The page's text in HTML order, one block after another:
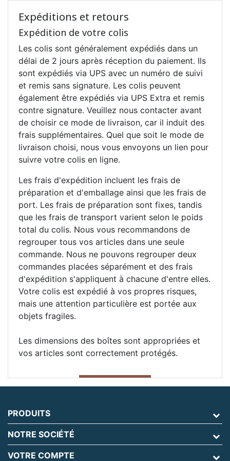
Expéditions et retours
Expédition de votre colis
Les colis sont généralement expédiés dans un
délai de 2 jours après réception du paiement. Ils
sont expédiés via UPS avec un numéro de suivi
et remis sans signature. Les colis peuvent
également être expédiés via UPS Extra et remis
contre signature. Veuillez nous contacter avant
de choisir ce mode de livraison, car il induit des
frais supplémentaires. Quel que soit le mode de
livraison choisi, nous vous envoyons un lien pour
suivre votre colis en ligne.
Les frais d'expédition incluent les frais de
préparation et d'emballage ainsi que les frais de
port. Les frais de préparation sont fixes, tandis
que les frais de transport varient selon le poids
total du colis. Nous vous recommandons de
regrouper tous vos articles dans une seule
commande. Nous ne pouvons regrouper deux
commandes placées séparément et des frais
d'expédition s'appliquent à chacune d'entre elles.
Votre colis est expédié à vos propres risques,
mais une attention particulière est portée aux
objets fragiles.
Les dimensions des boîtes sont appropriées et
vos articles sont correctement protégés.
PRODUITS
NOTRE SOCIÉTÉ
VOTRE COMPTE